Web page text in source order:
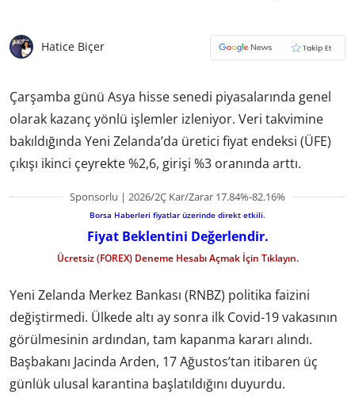
Hatice Biçer
Çarşamba günü Asya hisse senedi piyasalarında genel
olarak kazanç yönlü işlemler izleniyor. Veri takvimine
bakıldığında Yeni Zelanda’da üretici fiyat endeksi (ÜFE)
çıkışı ikinci çeyrekte %2,6, girişi %3 oranında arttı.
Sponsorlu | 2026/2Ç Kar/Zarar 17.84%-82.16%
Borsa Haberleri fiyatlar üzerinde direkt etkili.
Fiyat Beklentini Değerlendir.
Ücretsiz (FOREX) Deneme Hesabı Açmak İçin Tıklayın.
Yeni Zelanda Merkez Bankası (RNBZ) politika faizini
değiştirmedi. Ülkede altı ay sonra ilk Covid-19 vakasının
görülmesinin ardından, tam kapanma kararı alındı.
Başbakanı Jacinda Arden, 17 Ağustos’tan itibaren üç
günlük ulusal karantina başlatıldığını duyurdu.